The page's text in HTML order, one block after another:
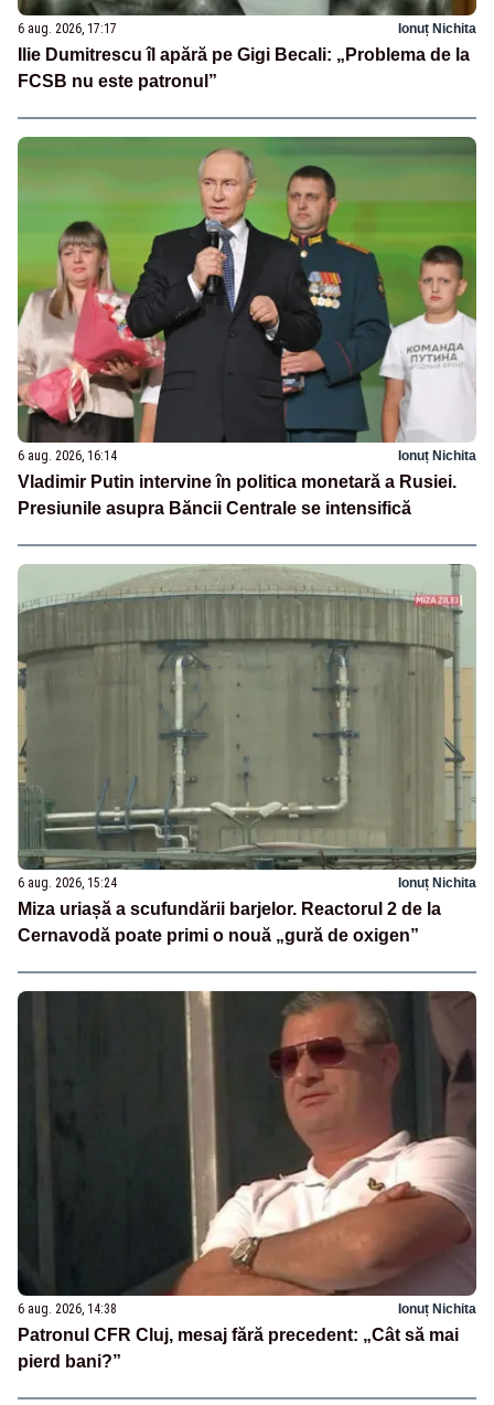
6 aug. 2026, 17:17 Ionuț Nichita
Ilie Dumitrescu îl apără pe Gigi Becali: „Problema de la
FCSB nu este patronul”
6 aug. 2026, 16:14 Ionuț Nichita
Vladimir Putin intervine în politica monetară a Rusiei.
Presiunile asupra Băncii Centrale se intensifică
6 aug. 2026, 15:24 Ionuț Nichita
Miza uriașă a scufundării barjelor. Reactorul 2 de la
Cernavodă poate primi o nouă „gură de oxigen”
6 aug. 2026, 14:38 Ionuț Nichita
Patronul CFR Cluj, mesaj fără precedent: „Cât să mai
pierd bani?”